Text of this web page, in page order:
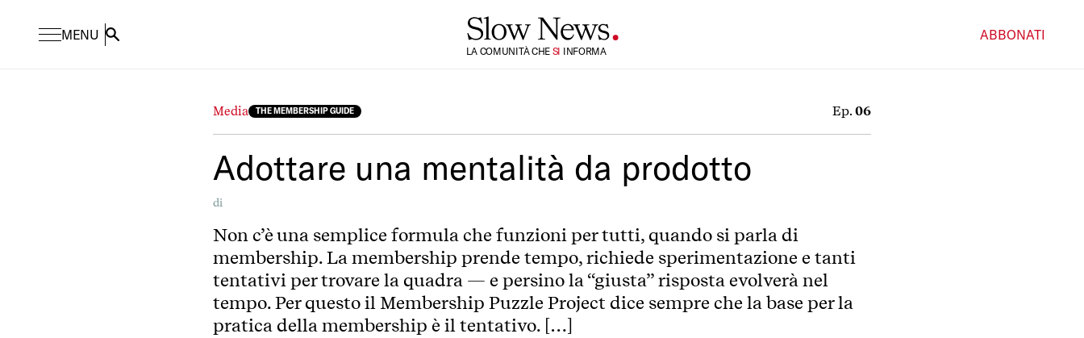
MENU Search
LA COMUNITÀ CHE TI
SI
INFORMA
ABBONATI
Media THE MEMBERSHIP GUIDE Ep. 06
Adottare una mentalità da prodotto
di
Non c’è una semplice formula che funzioni per tutti, quando si parla di
membership. La membership prende tempo, richiede sperimentazione e tanti
tentativi per trovare la quadra — e persino la “giusta” risposta evolverà nel
tempo. Per questo il Membership Puzzle Project dice sempre che la base per la
pratica della membership è il tentativo. […]